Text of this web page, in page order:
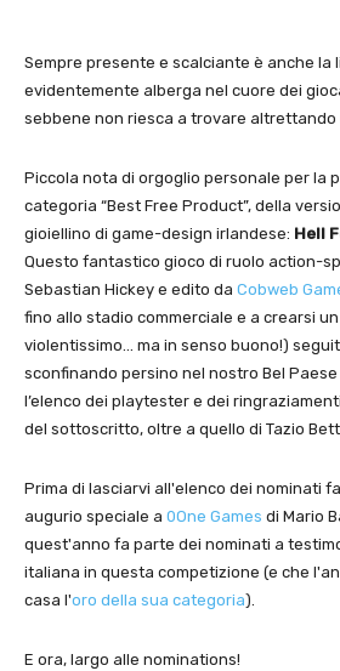
Sempre presente e scalciante è anche la
evidentemente alberga nel cuore dei
sebbene non riesca a trovare altrettando
Piccola nota di orgoglio personale per la
categoria “Best Free Product”, della
gioiellino di game-design irlandese: Hell
Questo fantastico gioco di ruolo action-
Sebastian Hickey e edito da Cobweb
fino allo stadio commerciale e a crearsi
violentissimo… ma in senso buono!)
sconfinando persino nel nostro Bel
l’elenco dei playtester e dei
del sottoscritto, oltre a quello di Tazio
Prima di lasciarvi all'elenco dei nominati
augurio speciale a 0One Games di Mario
quest'anno fa parte dei nominati a
italiana in questa competizione (e che
casa l'oro della sua categoria).
E ora, largo alle nominations!